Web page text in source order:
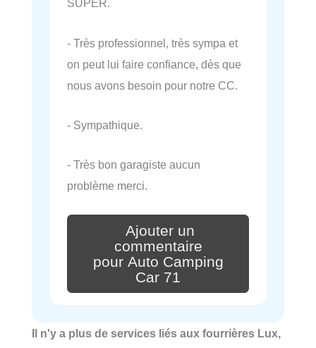
SUPER.
- Très professionnel, très sympa et
on peut lui faire confiance, dès que
nous avons besoin pour notre CC.
- Sympathique.
- Très bon garagiste aucun
problème merci.
Ajouter un
commentaire
pour Auto Camping
Car 71
Il n'y a plus de services liés aux fourrières Lux,